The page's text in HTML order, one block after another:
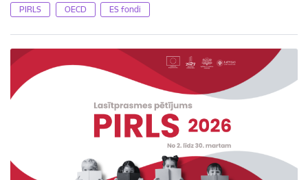
PIRLS OECD ES fondi